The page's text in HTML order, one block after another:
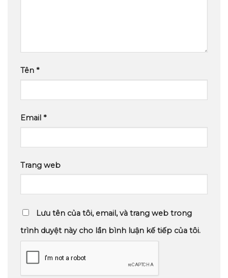
Tên *
Email *
Trang web
Lưu tên của tôi, email, và trang web trong
trình duyệt này cho lần bình luận kế tiếp của tôi.